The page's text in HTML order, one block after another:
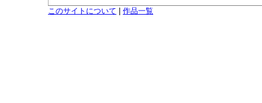
このサイトについて 作品一覧